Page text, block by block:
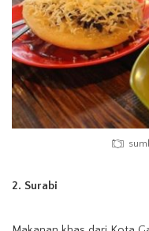
2. Surabi